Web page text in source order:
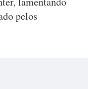
pelos